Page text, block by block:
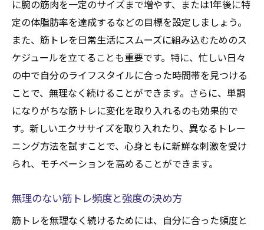
に腕の筋肉を一定のサイズまで増やす、または1年後に特
定の体脂肪率を達成するなどの目標を設定しましょう。
また、筋トレを日常生活にスムーズに組み込むためのス
ケジュールを立てることも重要です。特に、忙しい日々
の中で自分のライフスタイルに合った時間帯を見つける
ことで、無理なく続けることができます。さらに、単調
になりがちな筋トレに変化を取り入れるのも効果的で
す。新しいエクササイズを取り入れたり、異なるトレー
ニング方法を試すことで、心身ともに新鮮な刺激を受け
られ、モチベーションを高めることができます。
無理のない筋トレ頻度と強度の決め方
筋トレを無理なく続けるためには、自分に合った頻度と